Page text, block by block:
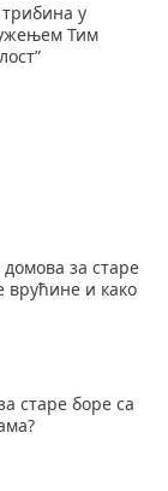
у
Тим
за старе
врућине и како
старе боре са